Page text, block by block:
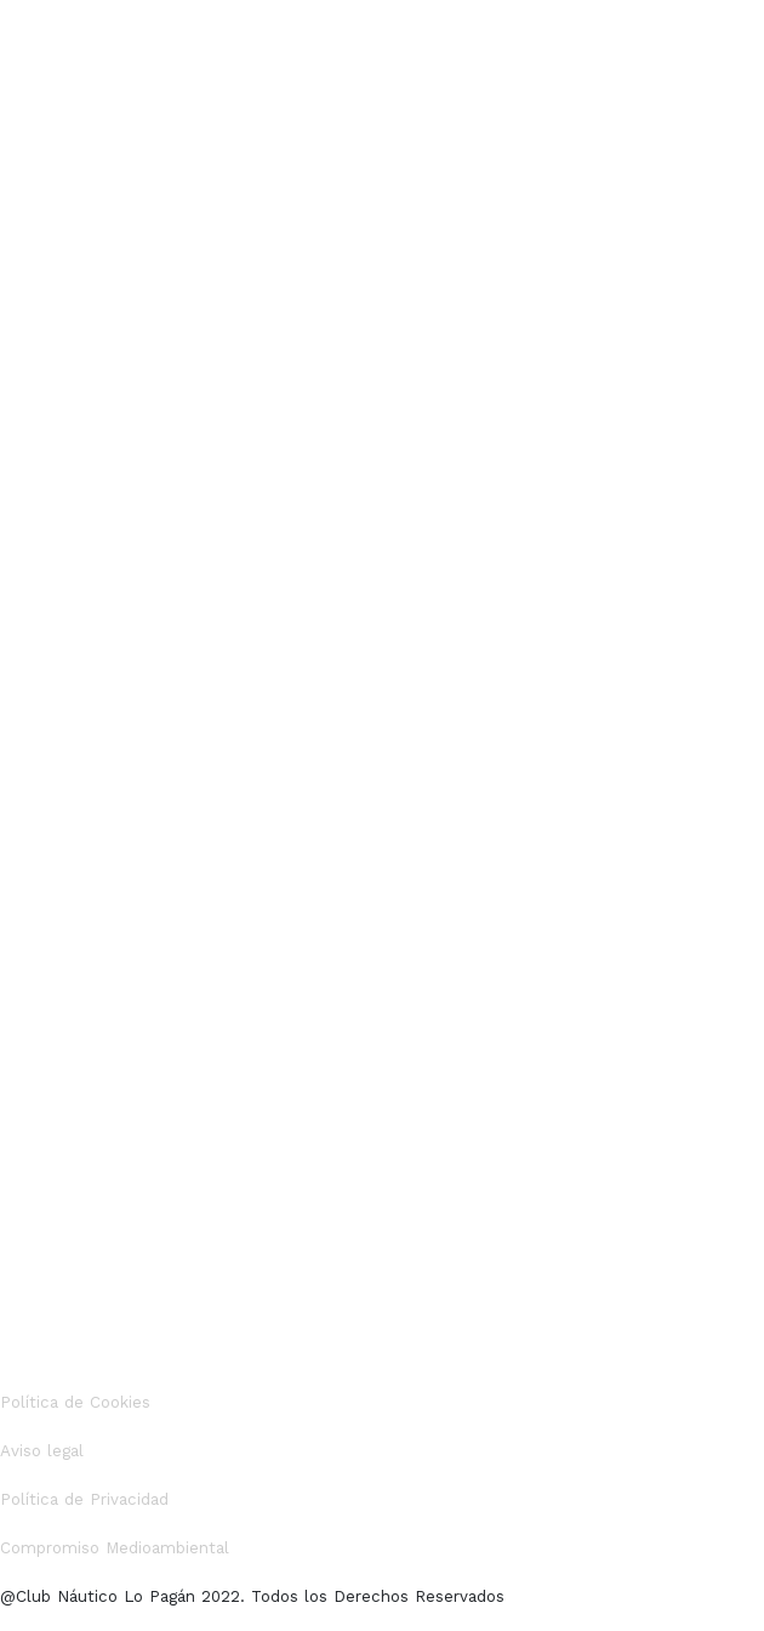
Política de Cookies
Aviso legal
Política de Privacidad
Compromiso Medioambiental
@Club Náutico Lo Pagán 2022. Todos los Derechos Reservados